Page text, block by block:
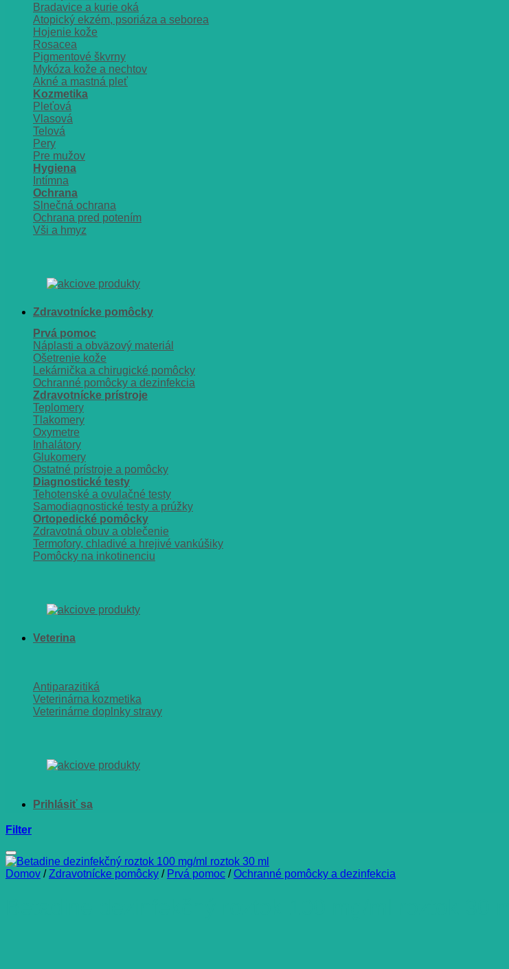
Bradavice a kurie oká
Atopický ekzém, psoriáza a seborea
Hojenie kože
Rosacea
Pigmentové škvrny
Mykóza kože a nechtov
Akné a mastná pleť
Kozmetika
Pleťová
Vlasová
Telová
Pery
Pre mužov
Hygiena
Intímna
Ochrana
Slnečná ochrana
Ochrana pred potením
Vši a hmyz
Zdravotnícke pomôcky
Prvá pomoc
Náplasti a obväzový materiál
Ošetrenie kože
Lekárnička a chirugické pomôcky
Ochranné pomôcky a dezinfekcia
Zdravotnícke prístroje
Teplomery
Tlakomery
Oxymetre
Inhalátory
Glukomery
Ostatné prístroje a pomôcky
Diagnostické testy
Tehotenské a ovulačné testy
Samodiagnostické testy a prúžky
Ortopedické pomôcky
Zdravotná obuv a oblečenie
Termofory, chladivé a hrejivé vankúšiky
Pomôcky na inkotinenciu
Veterina
Antiparazitiká
Veterinárna kozmetika
Veterinárne doplnky stravy
Filter
Domov / Zdravotnícke pomôcky / Prvá pomoc / Ochranné pomôcky a dezinfekcia